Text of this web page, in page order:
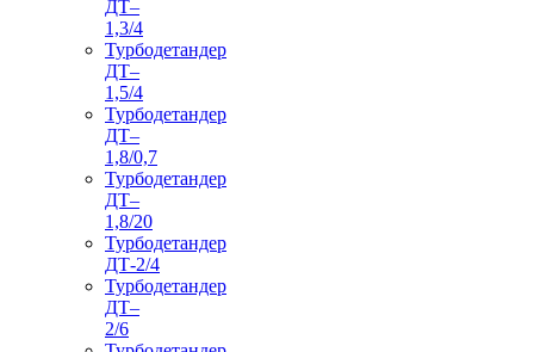
ДТ–
1,3/4
Турбодетандер
ДТ–
1,5/4
Турбодетандер
ДТ–
1,8/0,7
Турбодетандер
ДТ–
1,8/20
Турбодетандер
ДТ-2/4
Турбодетандер
ДТ–
2/6